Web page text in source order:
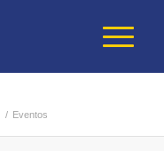
/ Eventos